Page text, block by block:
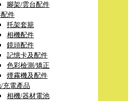
腳架/雲台配件
件
托架套籠
相機配件
鏡頭配件
記憶卡及配件
色彩檢測/矯正
煙霧機及配件
充電產品
相機/器材電池